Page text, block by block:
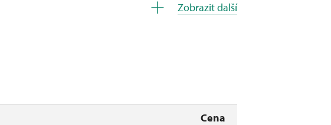
Zobrazit další
Cena